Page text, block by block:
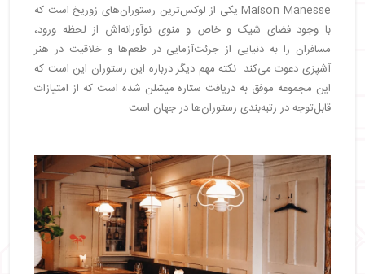
Maison Manesse یکی از لوکس‌ترین رستوران‌های زوریخ است که
با وجود فضای شیک و خاص و منوی نوآورانه‌اش از لحظه ورود،
مسافران را به دنیایی از جرئت‌آزمایی در طعم‌ها و خلاقیت در هنر
آشپزی دعوت می‌کند. نکته مهم دیگر درباره این رستوران این است که
این مجموعه موفق به دریافت ستاره میشلن شده است که از امتیازات
قابل‌توجه در رتبه‌بندی رستوران‌ها در جهان است.